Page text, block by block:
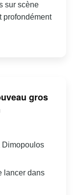
sur scène
profondément
gros
Dimopoulos
lancer dans